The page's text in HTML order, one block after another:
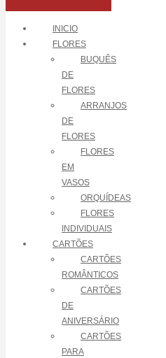
INICIO
FLORES
BUQUÊS
DE
FLORES
ARRANJOS
DE
FLORES
FLORES
EM
VASOS
ORQUÍDEAS
FLORES
INDIVIDUAIS
CARTÕES
CARTÕES
ROMÂNTICOS
CARTÕES
DE
ANIVERSÁRIO
CARTÕES
PARA